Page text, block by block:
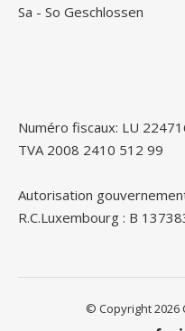
Sa - So Geschlossen
Numéro fiscaux: LU
TVA 2008 2410 512 99
Autorisation
R.C.Luxembourg : B
© Copyright 2026